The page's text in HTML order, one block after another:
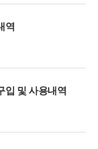
역
입 및 사용내역